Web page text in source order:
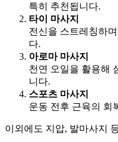
특히 추천됩니다.
타이 마사지
전신을 스트레칭하
다.
아로마 마사지
천연 오일을 활용해
니다.
스포츠 마사지
운동 전후 근육의 회
이외에도 지압, 발마사지